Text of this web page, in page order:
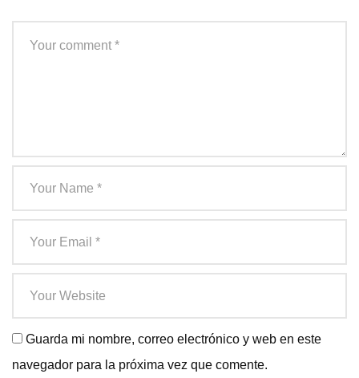
Guarda mi nombre, correo electrónico y web en este
navegador para la próxima vez que comente.